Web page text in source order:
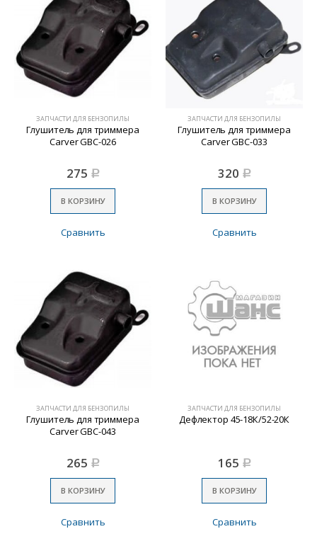
ЗАПЧАСТИ ДЛЯ БЕНЗОПИЛЫ
Глушитель для триммера
Carver GBC-026
275 Р
В КОРЗИНУ
Сравнить
ЗАПЧАСТИ ДЛЯ БЕНЗОПИЛЫ
Глушитель для триммера
Carver GBC-033
320 Р
В КОРЗИНУ
Сравнить
ЗАПЧАСТИ ДЛЯ БЕНЗОПИЛЫ
Глушитель для триммера
Carver GBC-043
265 Р
В КОРЗИНУ
Сравнить
ЗАПЧАСТИ ДЛЯ БЕНЗОПИЛЫ
Дефлектор 45-18К/52-20К
165 Р
В КОРЗИНУ
Сравнить